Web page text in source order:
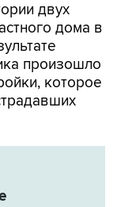
двух
дома в
произошло
которое